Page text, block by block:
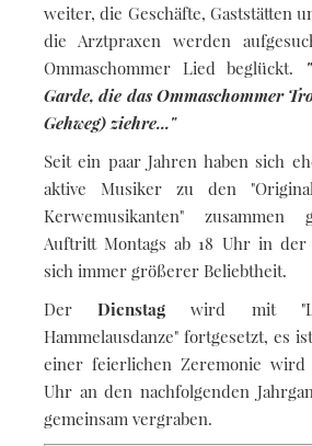
weiter, die Geschäfte, Gaststätten
die Arztpraxen werden
Ommaschommer Lied beglückt.
Garde, die das Ommaschommer
Gehweg) ziehre..."
Seit ein paar Jahren haben sich
aktive Musiker zu den
Kerwemusikanten" zusammen
Auftritt Montags ab 18 Uhr in
sich immer größerer Beliebtheit.
DerDienstagwird mit
Hammelausdanze" fortgesetzt, es
einer feierlichen Zeremonie wird
Uhr an den nachfolgenden
gemeinsam vergraben.